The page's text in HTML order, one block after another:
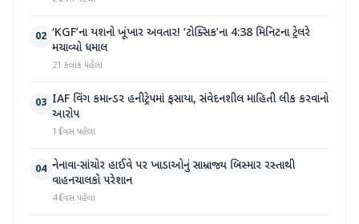
02 ‘KGF’ના યશનો ખૂંખાર અવતાર! ‘ટોક્સિક’ના 4:38 મિનિટના ટ્રેલરે
મચાવ્યો ધમાલ
21 કલાક પહેલા
03 IAF વિંગ કમાન્ડર હનીટ્રેપમાં ફસાયા, સંવેદનશીલ માહિતી લીક કરવાનો
આરોપ
1 દિવસ પહેલા
04 નેનાવા-સાંચોર હાઈવે પર ખાડાઓનું સામ્રાજ્ય બિસ્માર રસ્તાથી
વાહનચાલકો પરેશાન
4 દિવસ પહેલા